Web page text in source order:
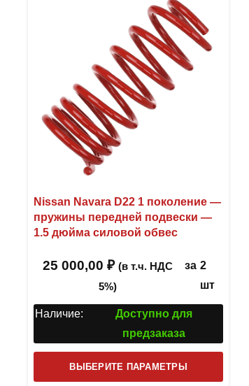
Nissan Navara D22 1 поколение —
пружины передней подвески —
1.5 дюйма силовой обвес
25 000,00 ₽ (в т.ч. НДС
5%)
за 2
шт
Наличие:
Доступно для
предзаказа
ВЫБЕРИТЕ ПАРАМЕТРЫ
товар